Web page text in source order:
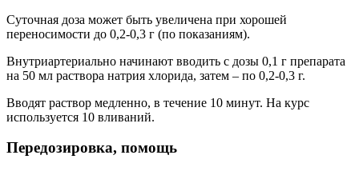
Суточная доза может быть увеличена при хорошей
переносимости до 0,2-0,3 г (по показаниям).
Внутриартериально начинают вводить с дозы 0,1 г препарата
на 50 мл раствора натрия хлорида, затем – по 0,2-0,3 г.
Вводят раствор медленно, в течение 10 минут. На курс
используется 10 вливаний.
Передозировка, помощь